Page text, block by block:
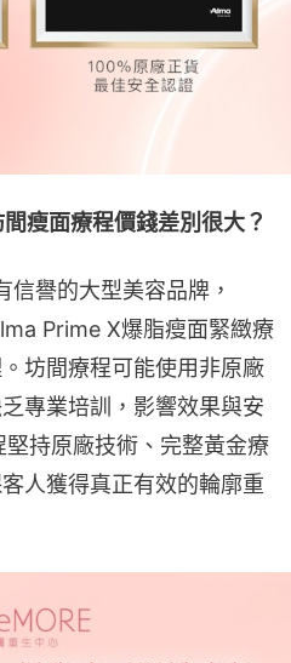
瘦面療程價錢差別很大？
信譽的大型美容品牌，
Prime X爆脂瘦面緊緻療
坊間療程可能使用非原廠
專業培訓，影響效果與安
持原廠技術、完整黃金療
人獲得真正有效的輪廓重